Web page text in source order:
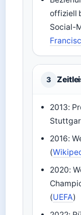
offiziell
Social-
3
2013:
2016:
(
2020:
(UEFA)